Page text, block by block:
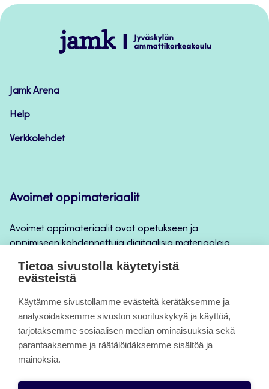
Jamk
–
Jamk Arena
Help
Verkkolehdet
Avoimet oppimateriaalit
Avoimet oppimateriaalit ovat opetukseen ja
oppimiseen kohdennettuja digitaalisia materiaaleja,
opintojaksototeutuksilla, jatkuvan oppimisen ja
Tietoa sivuista
Evästeet
Saavutettavuusseloste
Tietoa sivustolla käytetyistä
evästeistä
Käytämme sivustollamme evästeitä kerätäksemme ja
analysoidaksemme sivuston suorituskykyä ja käyttöä,
tarjotaksemme sosiaalisen median ominaisuuksia sekä
parantaaksemme ja räätälöidäksemme sisältöä ja
mainoksia.